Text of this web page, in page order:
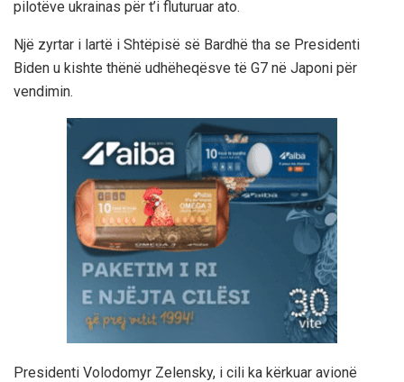
pilotëve ukrainas për t’i fluturuar ato.
Një zyrtar i lartë i Shtëpisë së Bardhë tha se Presidenti
Biden u kishte thënë udhëheqësve të G7 në Japoni për
vendimin.
Presidenti Volodomyr Zelensky, i cili ka kërkuar avionë